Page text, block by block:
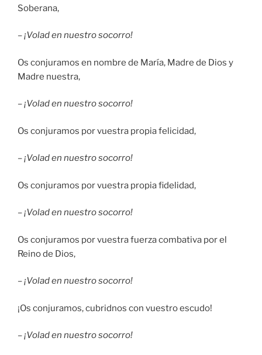
Soberana,
–¡Volad en nuestro socorro!
Os conjuramos en nombre de María, Madre de Dios y
Madre nuestra,
–¡Volad en nuestro socorro!
Os conjuramos por vuestra propia felicidad,
–¡Volad en nuestro socorro!
Os conjuramos por vuestra propia fidelidad,
–¡Volad en nuestro socorro!
Os conjuramos por vuestra fuerza combativa por el
Reino de Dios,
–¡Volad en nuestro socorro!
¡Os conjuramos, cubridnos con vuestro escudo!
–¡Volad en nuestro socorro!